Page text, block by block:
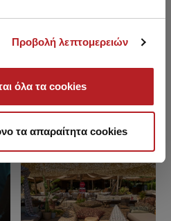
Προβολή λεπτομερειών
όλα τα cookies
τα απαραίτητα cookies
Blog